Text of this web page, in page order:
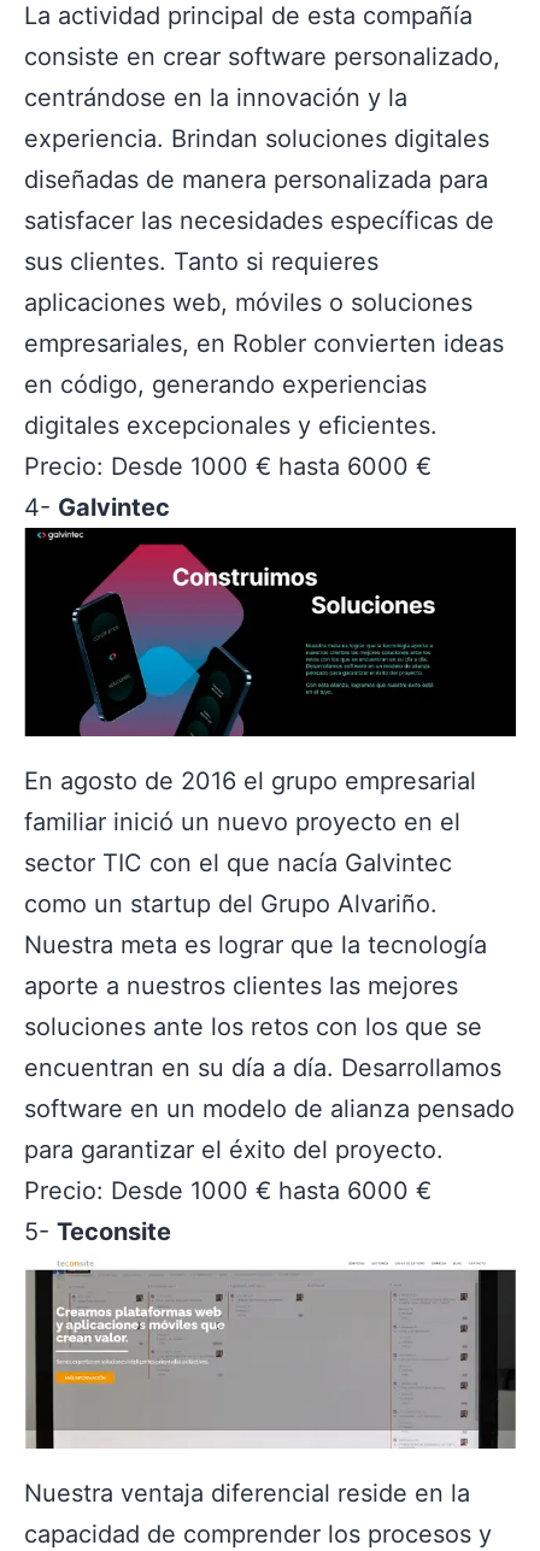
La actividad principal de esta compañía
consiste en crear software personalizado,
centrándose en la innovación y la
experiencia. Brindan soluciones digitales
diseñadas de manera personalizada para
satisfacer las necesidades específicas de
sus clientes. Tanto si requieres
aplicaciones web, móviles o soluciones
empresariales, en Robler convierten ideas
en código, generando experiencias
digitales excepcionales y eficientes.
Precio: Desde 1000 € hasta 6000 €
4- Galvintec
En agosto de 2016 el grupo empresarial
familiar inició un nuevo proyecto en el
sector TIC con el que nacía Galvintec
como un startup del Grupo Alvariño.
Nuestra meta es lograr que la tecnología
aporte a nuestros clientes las mejores
soluciones ante los retos con los que se
encuentran en su día a día. Desarrollamos
software en un modelo de alianza pensado
para garantizar el éxito del proyecto.
Precio: Desde 1000 € hasta 6000 €
5- Teconsite
Nuestra ventaja diferencial reside en la
capacidad de comprender los procesos y